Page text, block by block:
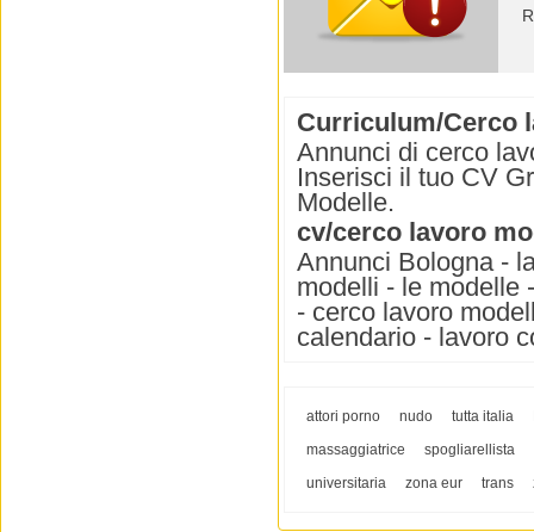
Curriculum/Cerco
Annunci di cerco
Inserisci il tuo CV
Modelle.
cv/cerco lavoro
Annunci Bologna -
modelli - le modelle
- cerco lavoro
calendario - lavoro
attori porno nudo tutta italia
massaggiatrice
spogliarellista
universitaria
zona eur trans